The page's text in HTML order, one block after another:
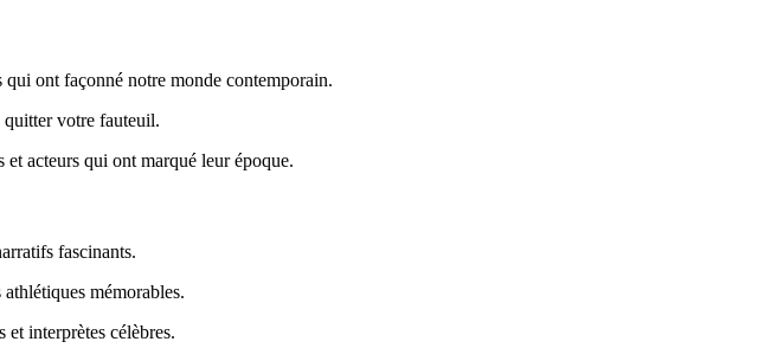
qui ont façonné notre monde contemporain.
quitter votre fauteuil.
acteurs qui ont marqué leur époque.
fascinants.
mémorables.
et interprètes célèbres.